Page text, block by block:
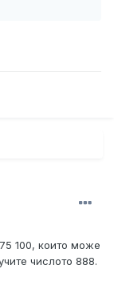
100, които може
числото 888.